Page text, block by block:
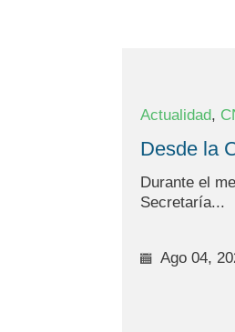
Actualidad,
Desde la
Durante el
Secretaría...
Ago 04,